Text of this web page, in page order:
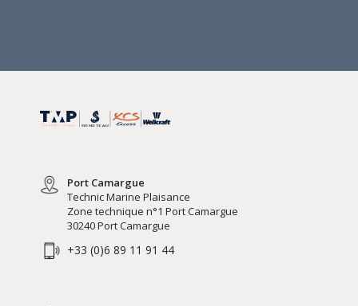
Port Camargue
Technic Marine Plaisance
Zone technique n°1 Port Camargue
30240 Port Camargue
+33 (0)6 89 11 91 44